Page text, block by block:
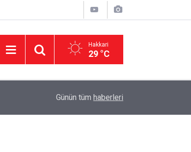
Hakkari
29 °C
'Çerçeve yasa' kanun teklifi Adalet
Günün tüm haberleri